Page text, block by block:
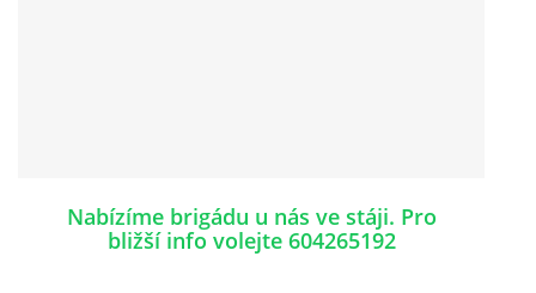
Nabízíme brigádu u nás ve stáji. Pro
bližší info volejte 604265192